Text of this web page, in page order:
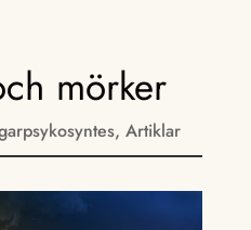
mörker
, Artiklar